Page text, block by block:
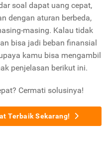
soal dapat uang cepat,
dengan aturan berbeda,
masing. Kalau tidak
bisa jadi beban finansial
kamu bisa mengambil
penjelasan berikut ini.
Cermati solusinya!
Terbaik Sekarang!